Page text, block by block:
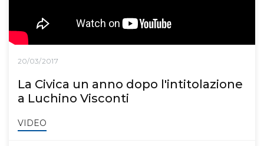
20/03/2017
La Civica un anno dopo l'intitolazione
a Luchino Visconti
VIDEO